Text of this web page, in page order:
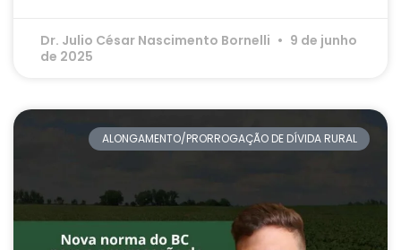
Dr. Julio César Nascimento Bornelli
9 de junho
de 2025
ALONGAMENTO/PRORROGAÇÃO DE DÍVIDA RURAL